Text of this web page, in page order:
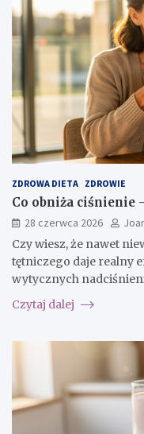
ZDROWA DIETA ZDROWIE
Co obniża ciśnienie
28 czerwca 2026
Czy wiesz, że nawet
tętniczego daje realny
wytycznych
Czytaj dalej